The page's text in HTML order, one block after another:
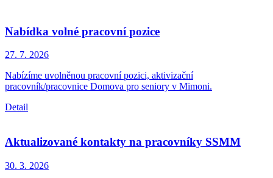
Nabídka volné pracovní pozice
27. 7. 2026
Nabízíme uvolněnou pracovní pozici, aktivizační
pracovník/pracovnice Domova pro seniory v Mimoni.
Detail
Aktualizované kontakty na pracovníky SSMM
30. 3. 2026